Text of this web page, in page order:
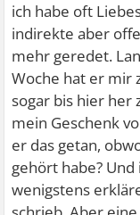
ich habe oft
indirekte aber
mehr geredet.
Woche hat er mir
sogar bis hier her
mein Geschenk
er das getan,
gehört habe?
wenigstens